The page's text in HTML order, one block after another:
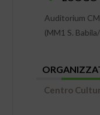
Auditorium
(MM1 S.
Centro